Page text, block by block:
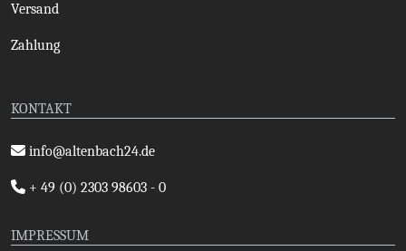
Versand
Zahlung
KONTAKT
info@altenbach24.de
+ 49 (0) 2303 98603 - 0
IMPRESSUM